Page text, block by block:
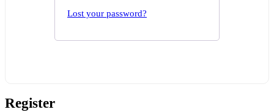
Lost your password?
Register